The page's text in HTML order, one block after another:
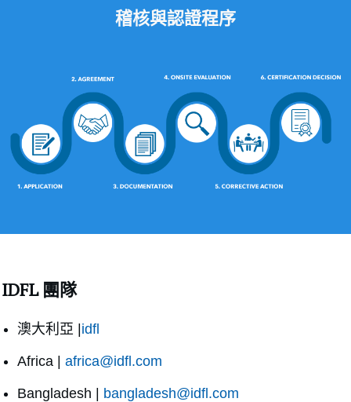
稽核與認證程序
IDFL 團隊
澳大利亞 |idfl
Africa | africa@idfl.com
Bangladesh | bangladesh@idfl.com